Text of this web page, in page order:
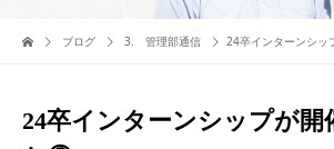
ブログ 3. 管理部通信 24卒インターンシ
24卒インターンシップが開